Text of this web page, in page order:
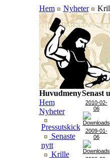
Hem Nyheter
Huvudmeny
Hem
Nyheter
Pressutskick
Senaste
nytt
Krille
Senast
2010-02-
06
2009-01-
06